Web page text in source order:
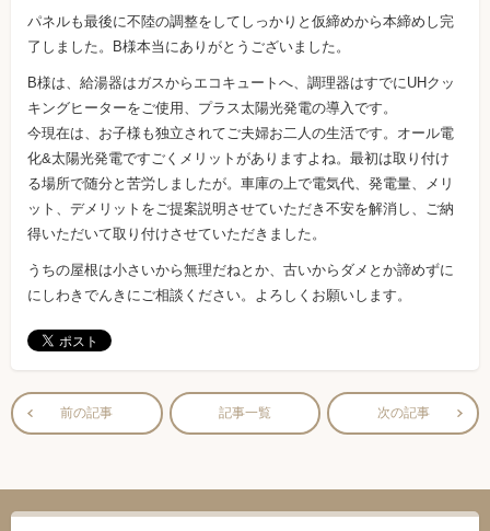
パネルも最後に不陸の調整をしてしっかりと仮締めから本締めし完
了しました。B様本当にありがとうございました。
B様は、給湯器はガスからエコキュートへ、調理器はすでにUHクッ
キングヒーターをご使用、プラス太陽光発電の導入です。
今現在は、お子様も独立されてご夫婦お二人の生活です。オール電
化&太陽光発電ですごくメリットがありますよね。最初は取り付け
る場所で随分と苦労しましたが。車庫の上で電気代、発電量、メリ
ット、デメリットをご提案説明させていただき不安を解消し、ご納
得いただいて取り付けさせていただきました。
うちの屋根は小さいから無理だねとか、古いからダメとか諦めずに
にしわきでんきにご相談ください。よろしくお願いします。
前の記事 記事一覧 次の記事